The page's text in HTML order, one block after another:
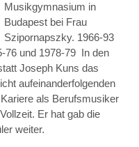
Musikgymnasium in
Budapest bei Frau
Szipornapszky. 1966-93
76 und 1978-79 In den
Joseph Kuns das
aufeinanderfolgenden
als Berufsmusiker
Er hat gab die
weiter.